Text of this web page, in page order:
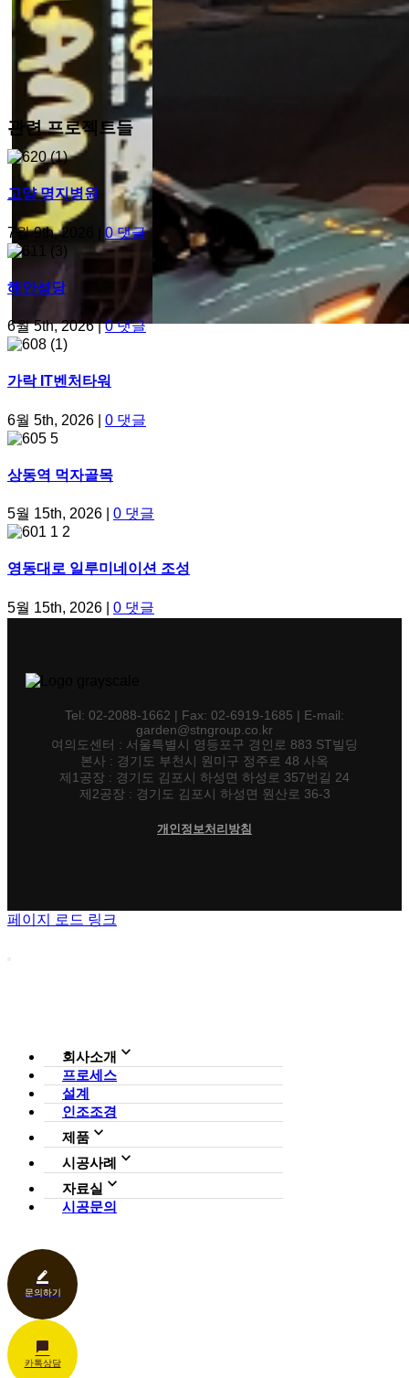
관련 프로젝트들
고양 명지병원
7월 9th, 2026 0 댓글
해안성당
6월 5th, 2026 | 0 댓글
가락 IT벤처타워
6월 5th, 2026 0 댓글
상동역 먹자골목
5월 15th, 2026 0 댓글
영동대로 일루미네이션 조성
5월 15th, 2026 0 댓글
Tel: 02-2088-1662 | Fax: 02-6919-1685 | E-mail:
garden@stngroup.co.kr
여의도센터 : 서울특별시 영등포구 경인로 883 ST빌딩
본사 : 경기도 부천시 원미구 정주로 48 사옥
제1공장 : 경기도 김포시 하성면 하성로 357번길 24
제2공장 : 경기도 김포시 하성면 원산로 36-3
개인정보처리방침
페이지 로드 링크
회사소개
CI
가든연구소
프로세스
설계
인조조경
제품
전체보기
일루미아트리
시공사례
호텔·펜션·리조트·캠핑장
자료실
시공문의
문의하기
카톡상담